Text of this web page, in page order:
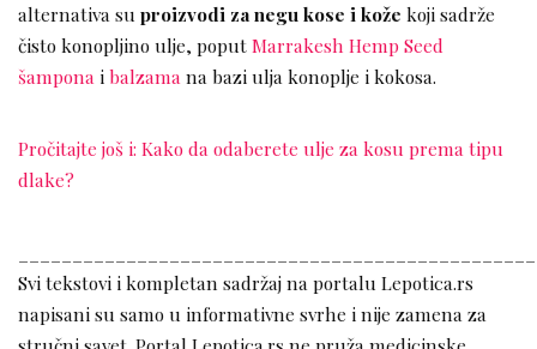
alternativa su proizvodi za negu kose i kože koji sadrže
čisto konopljino ulje, poputMarrakesh Hemp Seed
šampona ibalzama na bazi ulja konoplje i kokosa.
Pročitajte još i: Kako da odaberete ulje za kosu prema tipu
dlake?
Svi tekstovi i kompletan sadržaj na portalu Lepotica.rs
napisani su samo u informativne svrhe i nije zamena za